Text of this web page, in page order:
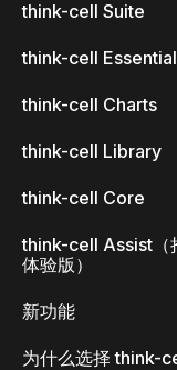
think-cell Suite
think-cell
think-cell Charts
think-cell Library
think-cell Core
think-cell Assist（
体验版）
新功能
为什么选择 think-